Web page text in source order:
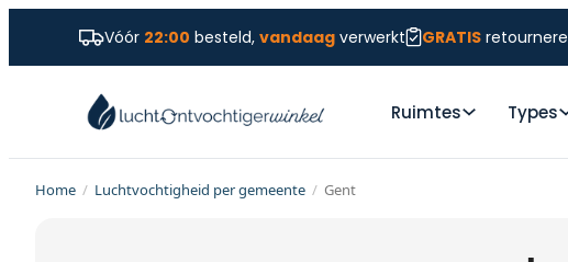
Vóór 22:00 besteld, vandaagverwerkt GRATIS
Ruimtes Types
Home / Luchtvochtigheid per gemeente / Gent